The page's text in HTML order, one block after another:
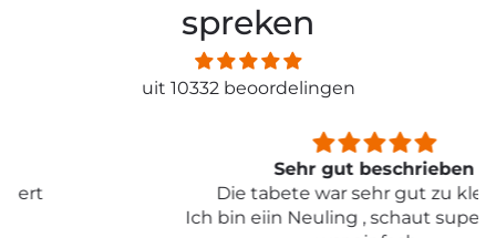
spreken
uit 10332 beoordelingen
Sehr gut beschrieben
Die tabete war sehr gut zu kleben .
Ich bin eiin Neuling , schaut super aus und